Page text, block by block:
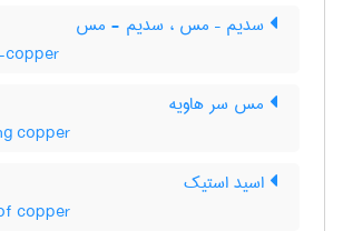
سدیم – مس ، سدیم - مس
مس سر هاویه
copper
اسید استیک
copper